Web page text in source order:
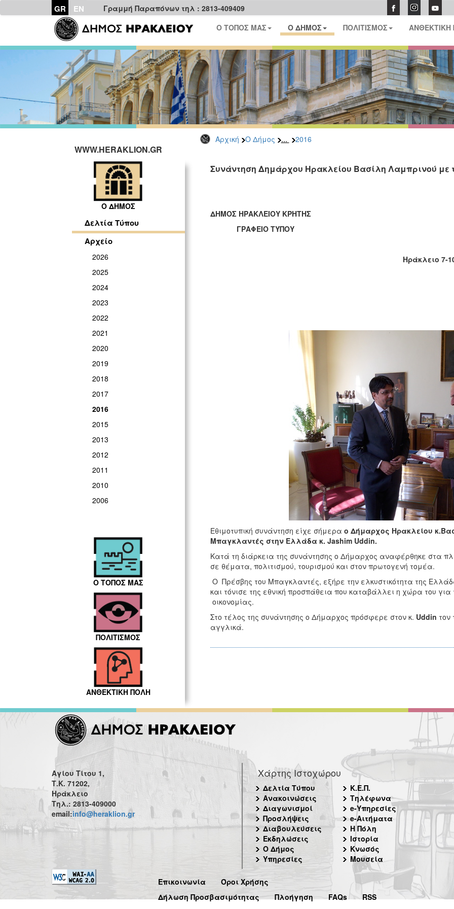
GR EN
Γραμμή Παραπόνων τηλ : 2813-409409
Ο ΤΟΠΟΣ ΜΑΣ
Ο ΔΗΜΟΣ ΠΟΛΙΤΙΣΜΟΣ ΑΝΘΕΚΤΙΚΗ
Αρχική Ο Δήμος ... 2016
WWW.HERAKLION.GR
Ο ΔΗΜΟΣ
Δελτία Τύπου
Αρχείο
2026
2025
2024
2023
2022
2021
2020
2019
2018
2017
2016
2015
2013
2012
2011
2010
2006
Ο ΤΟΠΟΣ ΜΑΣ
ΠΟΛΙΤΙΣΜΟΣ
ΑΝΘΕΚΤΙΚΗ ΠΟΛΗ
Συνάντηση Δημάρχου Ηρακλείου Βασίλη Λαμπρινού με
ΔΗΜΟΣ ΗΡΑΚΛΕΙΟΥ ΚΡΗΤΗΣ
ΓΡΑΦΕΙΟ ΤΥΠΟΥ
Ηράκλειο 7-10-
Εθιμοτυπική συνάντηση είχε σήμερα ο Δήμαρχος Ηρακλείου
Μπαγκλαντές στην Ελλάδα κ. Jashim Uddin.
Κατά τη διάρκεια της συνάντησης ο Δήμαρχος αναφέρθηκε στα
σε θέματα, πολιτισμού, τουρισμού και στον πρωτογενή τομέα.
Ο Πρέσβης του Μπαγκλαντές, εξήρε την ελκυστικότητα της
και τόνισε της εθνική προσπάθεια που καταβάλλει η χώρα του για
οικονομίας.
Στο τέλος της συνάντησης ο Δήμαρχος πρόσφερε στον κ. Uddin
αγγλικά.
Αγίου Τίτου 1,
Τ.Κ. 71202,
Ηράκλειο
Τηλ.: 2813-409000
email:info@heraklion.gr
Χάρτης Ιστοχώρου
Δελτία Τύπου
Ανακοινώσεις
Διαγωνισμοί
Προσλήψεις
Διαβουλεύσεις
Εκδηλώσεις
Ο Δήμος
Υπηρεσίες
Κ.Ε.Π.
Τηλέφωνα
e-Υπηρεσίες
e-Αιτήματα
Η Πόλη
Ιστορία
Κνωσός
Μουσεία
Επικοινωνία
Όροι Χρήσης
Δήλωση Προσβασιμότητας
Πλοήγηση FAQs RSS